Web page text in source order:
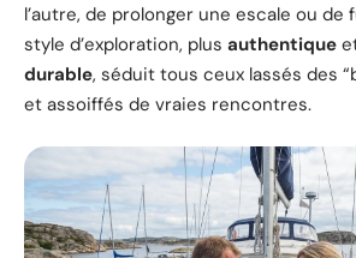
l’autre, de prolonger une escale ou de
style d’exploration, plus authentique
durable, séduit tous ceux lassés des
et assoiffés de vraies rencontres.